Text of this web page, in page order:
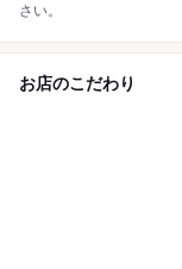
さい。
お店のこだわり